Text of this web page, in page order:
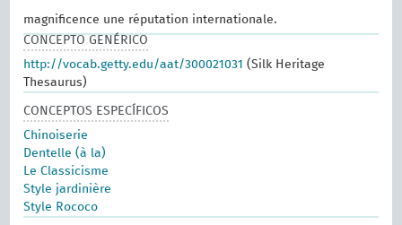
magnificence une réputation internationale.
CONCEPTO GENÉRICO
http://vocab.getty.edu/aat/300021031 (Silk Heritage
Thesaurus)
CONCEPTOS ESPECÍFICOS
Chinoiserie
Dentelle (à la)
Le Classicisme
Style jardinière
Style Rococo